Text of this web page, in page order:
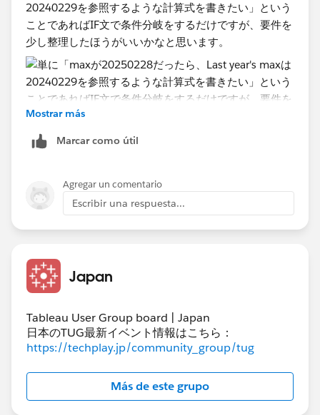
ELSE
DATE(DATEADD("month",-12,[max]))
END
20240229を参照するような計算式を書きたい」という
ことであればIF文で条件分岐をするだけですが、要件を
少し整理したほうがいいかなと思います。
ると純粋に同日数比較ができなくなりますがそれでよい
のでしょうか。もしmaxに2024年2月29日を指定する
と、その前年は何月何日までになるのでしょうか？
Mostrar más
Marcar como útil
Agregar un comentario
Escribir una respuesta...
Japan
Tableau User Group board | Japan
日本のTUG最新イベント情報はこちら：
https://techplay.jp/community_group/tug
Más de este grupo